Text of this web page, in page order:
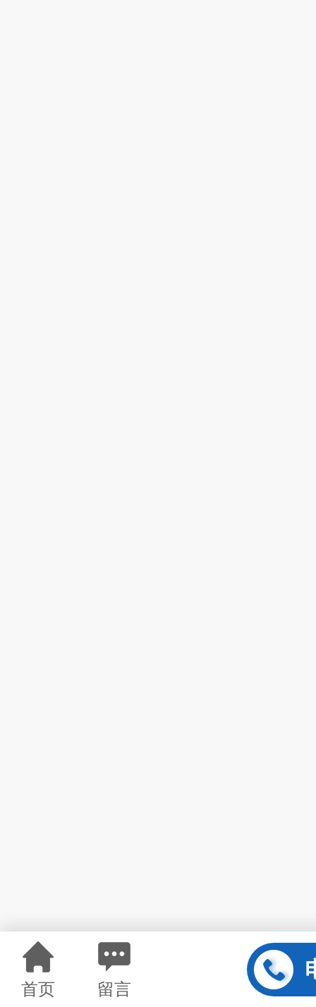
首页 留言